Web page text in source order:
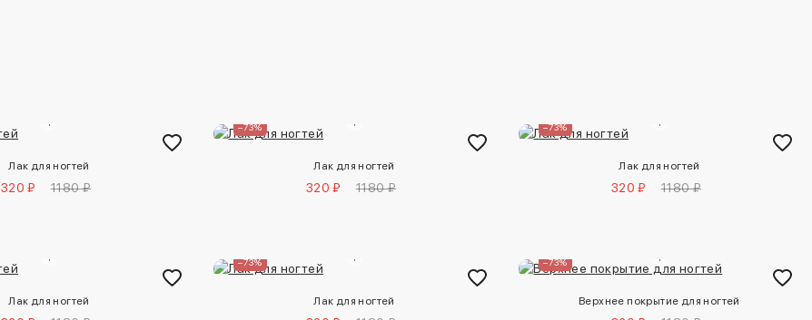
Лак для ногтей
320 ₽ 1180 ₽
–73%
Лак для ногтей
320 ₽ 1180 ₽
–73%
Лак для ногтей
320 ₽ 1180 ₽
Лак для ногтей
–73%
Лак для ногтей
–73%
Верхнее покрытие для ногтей